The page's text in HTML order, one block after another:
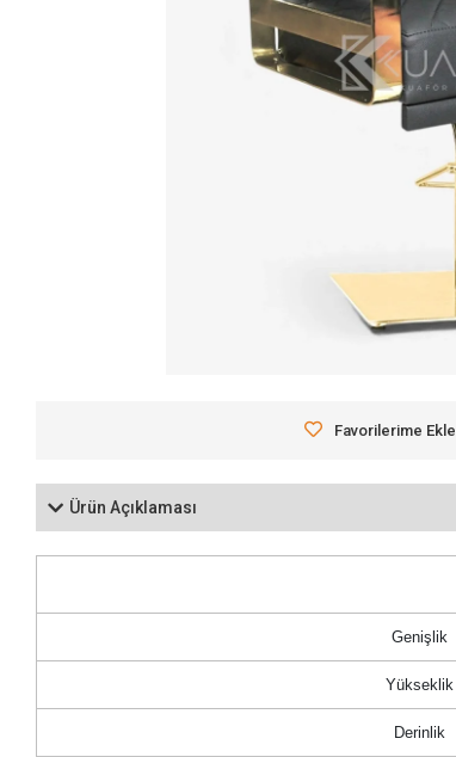
Favorilerime Ekle
Ürün Açıklaması
Genişlik
Yükseklik
Derinlik